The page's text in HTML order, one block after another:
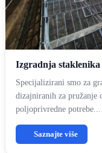
Izgradnja staklenika
Specijalizirani smo za
dizajniranih za pružanje
poljoprivredne potrebe...
Saznajte više